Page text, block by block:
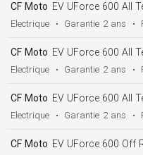
CF Moto EV UForce 600 All Terrain L7 Full cabine glass
Electrique • Garantie 2 ans •
CF Moto EV UForce 600 All Terrain L7 Full cabine poly
Electrique • Garantie 2 ans •
CF Moto EV UForce 600 All Terrain T3 ABS Full cabine
Electrique • Garantie 2 ans •
CF Moto EV UForce 600 Off Road L7 Full cabine